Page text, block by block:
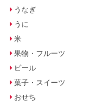
うなぎ
うに
米
果物・フルーツ
ビール
菓子・スイーツ
おせち